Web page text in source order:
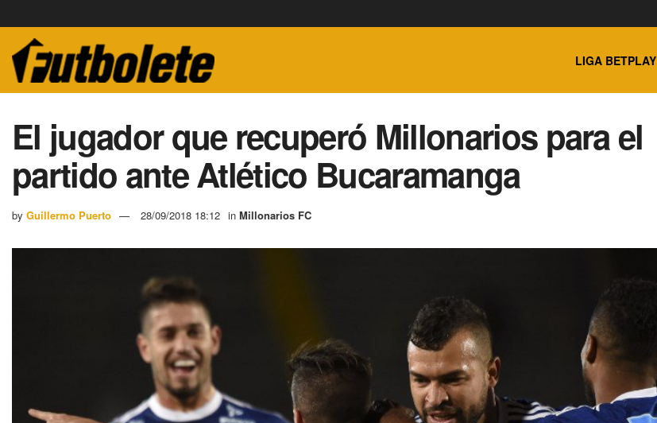
LIGA BETPLAY
El jugador que recuperó Millonarios para el
partido ante Atlético Bucaramanga
by Guillermo Puerto 28/09/2018 18:12 in Millonarios FC